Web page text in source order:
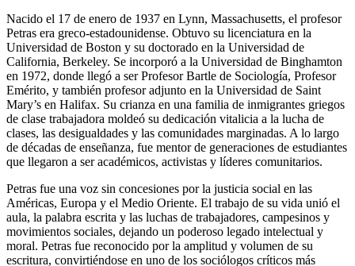
Nacido el 17 de enero de 1937 en Lynn, Massachusetts, el profesor
Petras era greco-estadounidense. Obtuvo su licenciatura en la
Universidad de Boston y su doctorado en la Universidad de
California, Berkeley. Se incorporó a la Universidad de Binghamton
en 1972, donde llegó a ser Profesor Bartle de Sociología, Profesor
Emérito, y también profesor adjunto en la Universidad de Saint
Mary’s en Halifax. Su crianza en una familia de inmigrantes griegos
de clase trabajadora moldeó su dedicación vitalicia a la lucha de
clases, las desigualdades y las comunidades marginadas. A lo largo
de décadas de enseñanza, fue mentor de generaciones de estudiantes
que llegaron a ser académicos, activistas y líderes comunitarios.
Petras fue una voz sin concesiones por la justicia social en las
Américas, Europa y el Medio Oriente. El trabajo de su vida unió el
aula, la palabra escrita y las luchas de trabajadores, campesinos y
movimientos sociales, dejando un poderoso legado intelectual y
moral. Petras fue reconocido por la amplitud y volumen de su
escritura, convirtiéndose en uno de los sociólogos críticos más